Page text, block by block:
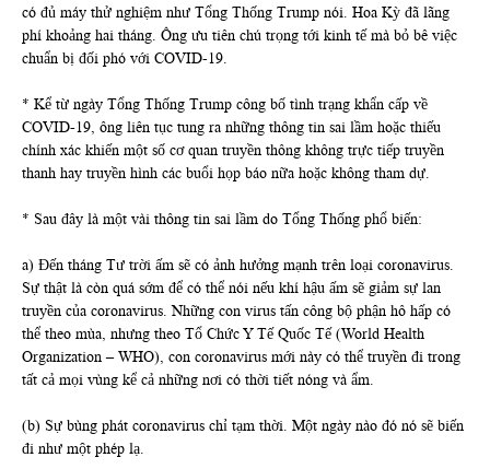
có đủ máy thử nghiệm như Tổng Thống Trump nói. Hoa Kỳ đã lãng
phí khoảng hai tháng. Ông ưu tiên chú trọng tới kinh tế mà bỏ bê việc
chuẩn bị đối phó với COVID-19.
* Kể từ ngày Tổng Thống Trump công bố tình trạng khẩn cấp về
COVID-19, ông liên tục tung ra những thông tin sai lầm hoặc thiếu
chính xác khiến một số cơ quan truyền thông không trực tiếp truyền
thanh hay truyền hình các buổi họp báo nữa hoặc không tham dự.
* Sau đây là một vài thông tin sai lầm do Tổng Thống phổ biến:
a) Đến tháng Tư trời ấm sẽ có ảnh hưởng mạnh trên loại coronavirus.
Sự thật là còn quá sớm để có thể nói nếu khí hậu ấm sẽ giảm sự lan
truyền của coronavirus. Những con virus tấn công bộ phận hô hấp có
thể theo mùa, nhưng theo Tổ Chức Y Tế Quốc Tế (World Health
Organization – WHO), con coronavirus mới này có thể truyền đi trong
tất cả mọi vùng kể cả những nơi có thời tiết nóng và ẩm.
(b) Sự bùng phát coronavirus chỉ tạm thời. Một ngày nào đó nó sẽ biến
đi như một phép lạ.